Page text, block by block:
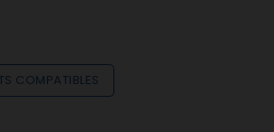
COMPATIBLES